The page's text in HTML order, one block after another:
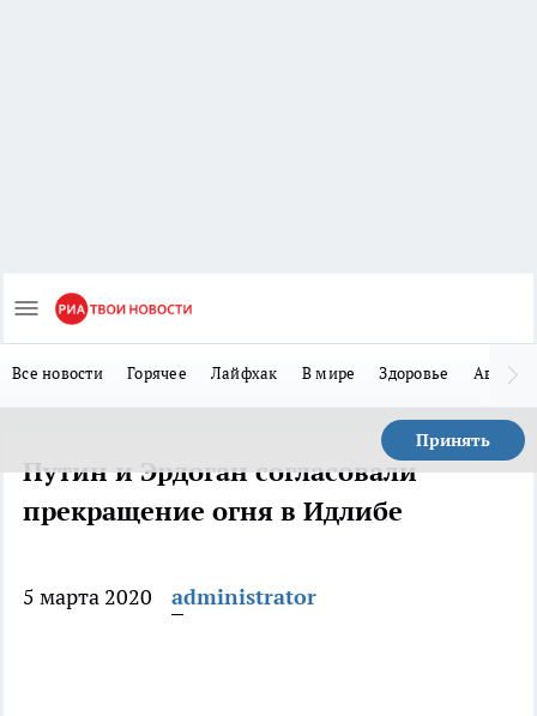
Все новости Горячее Лайфхак В мире Здоровье Авто
Принять
Путин и Эрдоган согласовали
прекращение огня в Идлибе
5 марта 2020 administrator